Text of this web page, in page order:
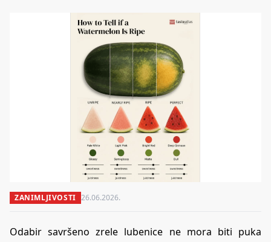
ZANIMLJIVOSTI 26.06.2026.
Odabir savršeno zrele lubenice ne mora biti puka